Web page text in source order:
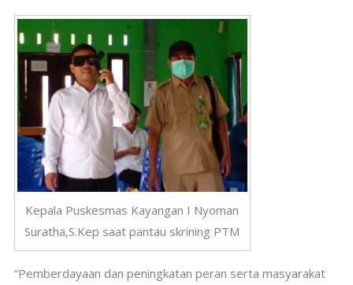
Kepala Puskesmas Kayangan I Nyoman
Suratha,S.Kep saat pantau skrining PTM
“Pemberdayaan dan peningkatan peran serta masyarakat